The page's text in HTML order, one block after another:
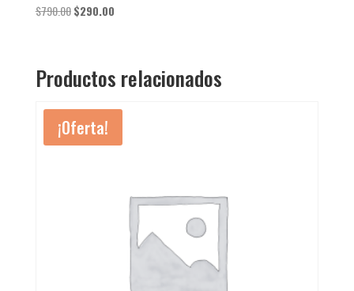
$790.00 El
$790.00.
$290.00El
$290.00.
Productos relacionados
¡Oferta!